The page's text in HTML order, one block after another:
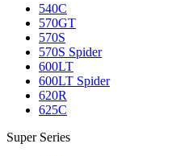
540C
570GT
570S
570S Spider
600LT
600LT Spider
620R
625C
Super Series